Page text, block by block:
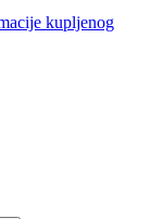
kupljenog